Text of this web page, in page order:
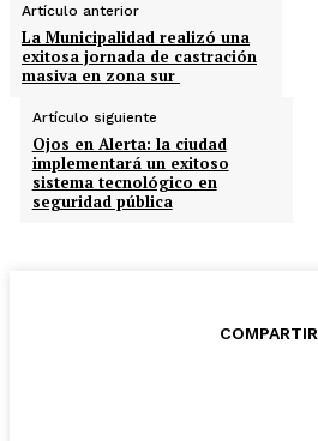
Artículo anterior
La Municipalidad realizó una
exitosa jornada de castración
masiva en zona sur
Artículo siguiente
Ojos en Alerta: la ciudad
implementará un exitoso
sistema tecnológico en
seguridad pública
COMPARTIR